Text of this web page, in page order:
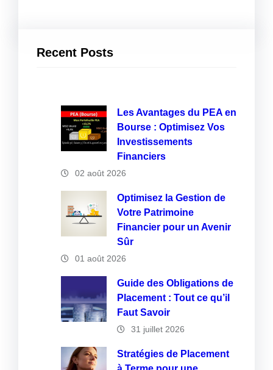
Recent Posts
Les Avantages du PEA en
Bourse : Optimisez Vos
Investissements
Financiers
02 août 2026
Optimisez la Gestion de
Votre Patrimoine
Financier pour un Avenir
Sûr
01 août 2026
Guide des Obligations de
Placement : Tout ce qu’il
Faut Savoir
31 juillet 2026
Stratégies de Placement